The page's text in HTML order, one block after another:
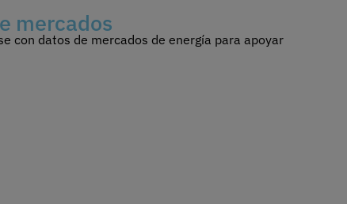
mercados
con datos de mercados de energía para apoyar